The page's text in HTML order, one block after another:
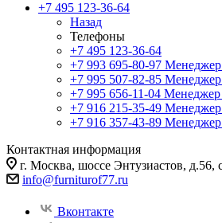
+7 495 123-36-64
Назад
Телефоны
+7 495 123-36-64
+7 993 695-80-97 Менеджер
+7 995 507-82-85 Менеджер
+7 995 656-11-04 Менеджер
+7 916 215-35-49
+7 916 357-43-89
Контактная информация
г. Москва, шоссе Энтузиастов, д.56,
info@furniturof77.ru
Вконтакте